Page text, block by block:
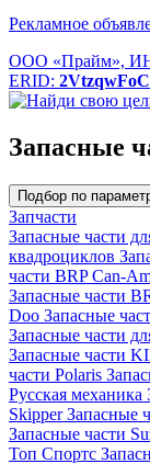
Рекламное
ООО «Прайм»,
ERID:
Запасные
Подбор по
Запчасти
Запасные части
квадроциклов
части BRP Can-
Запасные части
Doo Запасные
Запасные части
Запасные части
части Polaris
Русская механика
SkipperЗапасные
Запасные части
Топ Спортс